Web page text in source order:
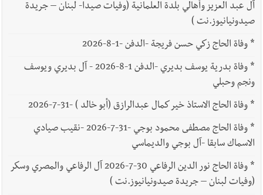
آل عبد العزيز وأهالي بلدة العلمانية (وفيات صيدا- لبنان – جريدة
صيدونيانيوز.نت )
*وفاة الحاج زكي حسن فريجة -الدفن -1-8-2026
*
وفاة بدرية يوسف بديري -الدفن 1-8-2026 - آل بديري ويوسف
ونجم وحبلي
*وفاة الحاج الاستاذ خير كمال عبدالرازق (أبو خالد ) -31-7-2026
*
وفاة الحاج مصطفى محمود بوجي -31-7-2026 -نقيب صيادي
الاسماك سابقا -آل بوجي والديماسي
*
وفاة الحاج نور الدين الرفاعي 30-7-2026 آل الرفاعي والمصري وسكر
(وفيات لبنان – جريدة صيدونيانيوز.نت )